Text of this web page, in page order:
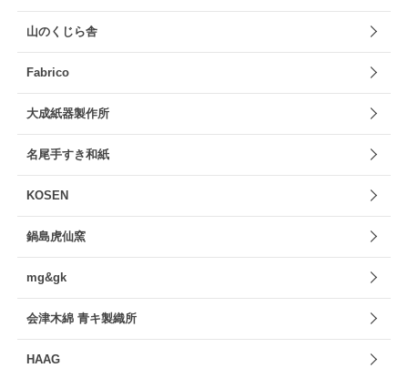
山のくじら舎
Fabrico
大成紙器製作所
名尾手すき和紙
KOSEN
鍋島虎仙窯
mg&gk
会津木綿 青キ製織所
HAAG